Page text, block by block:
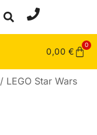
0,00 €
0
/ LEGO Star Wars